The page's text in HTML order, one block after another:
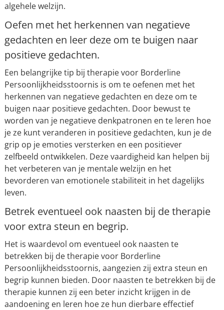
algehele welzijn.
Oefen met het herkennen van negatieve
gedachten en leer deze om te buigen naar
positieve gedachten.
Een belangrijke tip bij therapie voor Borderline
Persoonlijkheidsstoornis is om te oefenen met het
herkennen van negatieve gedachten en deze om te
buigen naar positieve gedachten. Door bewust te
worden van je negatieve denkpatronen en te leren hoe
je ze kunt veranderen in positieve gedachten, kun je de
grip op je emoties versterken en een positiever
zelfbeeld ontwikkelen. Deze vaardigheid kan helpen bij
het verbeteren van je mentale welzijn en het
bevorderen van emotionele stabiliteit in het dagelijks
leven.
Betrek eventueel ook naasten bij de therapie
voor extra steun en begrip.
Het is waardevol om eventueel ook naasten te
betrekken bij de therapie voor Borderline
Persoonlijkheidsstoornis, aangezien zij extra steun en
begrip kunnen bieden. Door naasten te betrekken bij de
therapie kunnen zij een beter inzicht krijgen in de
aandoening en leren hoe ze hun dierbare effectief